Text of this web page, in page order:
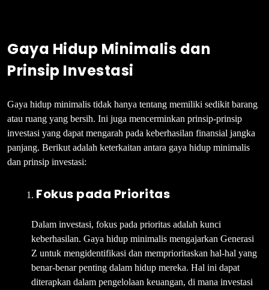
Gaya Hidup Minimalis dan
Prinsip Investasi
Gaya hidup minimalis tidak hanya tentang memiliki sedikit barang
atau ruang yang bersih. Ini juga mencerminkan prinsip-prinsip
investasi yang dapat mengarah pada keberhasilan finansial jangka
panjang. Berikut adalah keterkaitan antara gaya hidup minimalis
dan prinsip investasi:
Fokus pada Prioritas
Dalam investasi, fokus pada prioritas adalah kunci
keberhasilan. Gaya hidup minimalis mengajarkan Generasi
Z untuk mengidentifikasi dan memprioritaskan hal-hal yang
benar-benar penting dalam hidup mereka. Hal ini dapat
diterapkan dalam pengelolaan keuangan, di mana investasi